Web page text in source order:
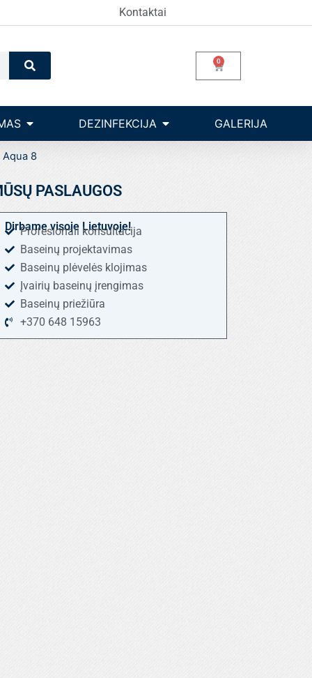
Kontaktai
Search 0
Cart
Open Įrangos valdymas
DEZINFEKCIJA Open dezinfekcija
GALERIJA
Aqua 8
PASLAUGOS
Dirbame visoje Lietuvoje!
Profesionali konsultacija
Baseinų projektavimas
Baseinų plėvelės klojimas
Įvairių baseinų įrengimas
Baseinų priežiūra
+370 648 15963